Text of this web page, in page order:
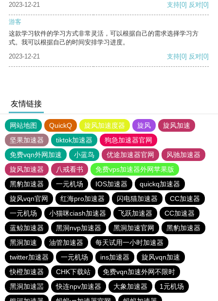
2023-12-21 支持[0] 反对[0]
游客
这款学习软件的学习方式非常灵活，可以根据自己的需求选择学习方
式。我可以根据自己的时间安排学习进度。
2023-12-21
支持[0] 反对[0]
友情链接
网站地图 QuickQ 旋风加速度器 旋风
旋风加速
坚果加速器
tiktok加速器
狗急加速器官网
免费vqn外网加速
小蓝鸟 优途加速器官网
风驰加速器
旋风加速器
八戒看书
免费vps加速器外网苹果版
黑豹加速器
一元机场 IOS加速器
quickq加速器
旋风vqn官网
红海pro加速器 闪电猫加速器
CC加速器
一元机场
小猫咪ciash加速器 飞跃加速器
CC加速器
蓝鲸加速器
黑洞nvp加速器 黑洞加速官网
黑豹加速器
黑洞加速
油管加速器
每天试用一小时加速器
twitter加速器
一元机场 ins加速器
旋风vqn加速
快橙加速器
CHK下载站
免费vqn加速外网不限时
黑洞加速噐
快连npv加速器 大象加速器
1元机场